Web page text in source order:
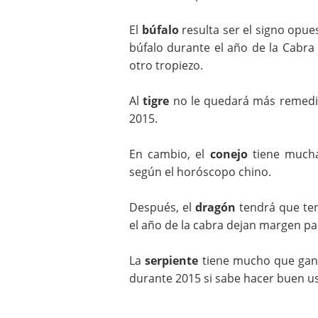
El búfalo resulta ser el signo
búfalo durante el año de la
otro tropiezo.
Altigre no le quedará más
2015.
En cambio, el conejotiene
según el horóscopo chino.
Después, el dragón tendrá que
el año de la cabra dejan margen
Laserpiente tiene mucho que
durante 2015 si sabe hacer buen